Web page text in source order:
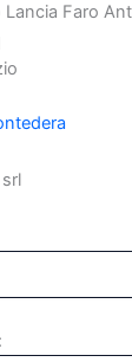
Faro
srl